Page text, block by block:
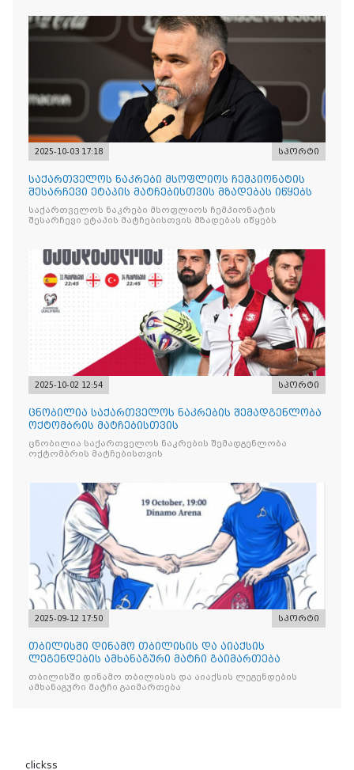
2025-10-03 17:18 სპორტი
საქართველოს ნაკრები მსოფლიოს ჩემპიონატის
შესარჩევი ეტაპის მატჩებისთვის მზადებას იწყებს
საქართველოს ნაკრები მსოფლიოს ჩემპიონატის
შესარჩევი ეტაპის მატჩებისთვის მზადებას იწყებს
2025-10-02 12:54 სპორტი
ცნობილია საქართველოს ნაკრების შემადგენლობა
ოქტომბრის მატჩებისთვის
ცნობილია საქართველოს ნაკრების შემადგენლობა
ოქტომბრის მატჩებისთვის
2025-09-12 17:50 სპორტი
თბილისში დინამო თბილისის და აიაქსის
ლეგენდების ამხანაგური მატჩი გაიმართება
თბილისში დინამო თბილისის და აიაქსის ლეგენდების
ამხანაგური მატჩი გაიმართება
clickss